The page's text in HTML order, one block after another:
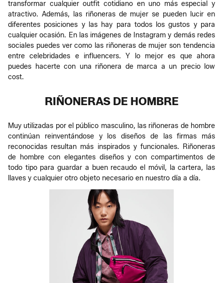
transformar cualquier outfit cotidiano en uno más especial y
atractivo. Además, las riñoneras de mujer se pueden lucir en
diferentes posiciones y las hay para todos los gustos y para
cualquier ocasión. En las imágenes de Instagram y demás redes
sociales puedes ver como las riñoneras de mujer son tendencia
entre celebridades e influencers. Y lo mejor es que ahora
puedes hacerte con una riñonera de marca a un precio low
cost.
RIÑONERAS DE HOMBRE
Muy utilizadas por el público masculino, las riñoneras de hombre
continúan reinventándose y los diseños de las firmas más
reconocidas resultan más inspirados y funcionales. Riñoneras
de hombre con elegantes diseños y con compartimentos de
todo tipo para guardar a buen recaudo el móvil, la cartera, las
llaves y cualquier otro objeto necesario en nuestro día a día.